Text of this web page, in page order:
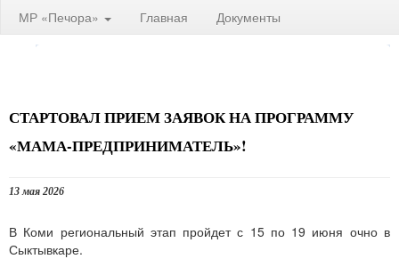
МР «Печора» Главная Документы
СТАРТОВАЛ ПРИЕМ ЗАЯВОК НА ПРОГРАММУ
«МАМА-ПРЕДПРИНИМАТЕЛЬ»!
13 мая 2026
В Коми региональный этап пройдет с 15 по 19 июня очно в
Сыктывкаре.